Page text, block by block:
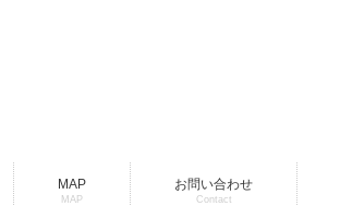
MAP
MAP
お問い合わせ
Contact